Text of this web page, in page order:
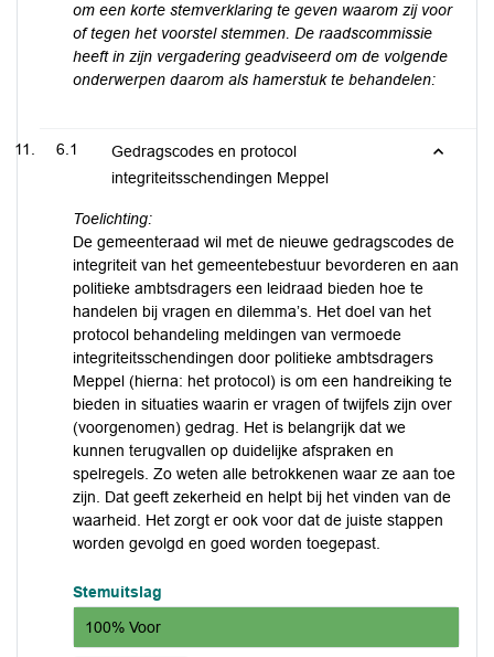
om een korte stemverklaring te geven waarom zij voor
of tegen het voorstel stemmen. De raadscommissie
heeft in zijn vergadering geadviseerd om de volgende
onderwerpen daarom als hamerstuk te behandelen:
6.1
Gedragscodes en protocol
integriteitsschendingen Meppel
Toelichting:
De gemeenteraad wil met de nieuwe gedragscodes de
integriteit van het gemeentebestuur bevorderen en aan
politieke ambtsdragers een leidraad bieden hoe te
handelen bij vragen en dilemma’s. Het doel van het
protocol behandeling meldingen van vermoede
integriteitsschendingen door politieke ambtsdragers
Meppel (hierna: het protocol) is om een handreiking te
bieden in situaties waarin er vragen of twijfels zijn over
(voorgenomen) gedrag. Het is belangrijk dat we
kunnen terugvallen op duidelijke afspraken en
spelregels. Zo weten alle betrokkenen waar ze aan toe
zijn. Dat geeft zekerheid en helpt bij het vinden van de
waarheid. Het zorgt er ook voor dat de juiste stappen
worden gevolgd en goed worden toegepast.
Stemuitslag
100% Voor